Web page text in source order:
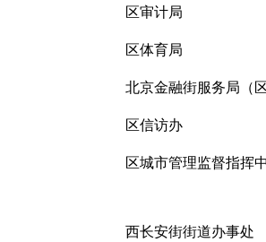
区审计局
区体育局
北京金融街服务局（
区信访办
区城市管理监督指挥
西长安街街道办事处